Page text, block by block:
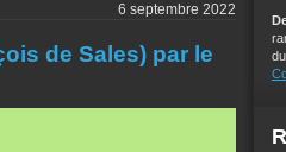
6 septembre 2022
de Sales) par le